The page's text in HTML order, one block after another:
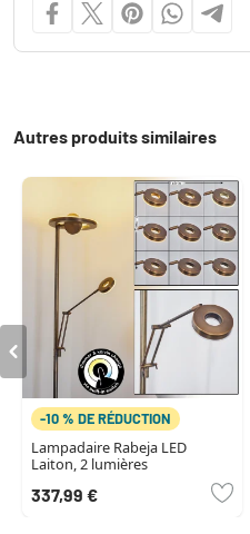
Autres produits similaires
-10 % DE RÉDUCTION
Lampadaire Rabeja LED
Laiton, 2 lumières
337,99 €